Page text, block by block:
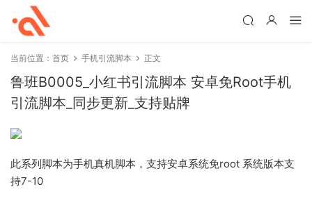
当前位置： 首页 手机引流脚本 正文
鲁班B0005_小红书引流脚本 安卓免Root手机
引流脚本_同步更新_支持贴牌
此系列脚本为手机真机脚本，支持安卓系统免root 系统版本支
持7-10